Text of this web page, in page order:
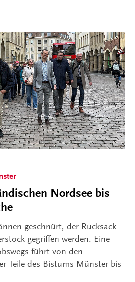
Nordsee bis
geschnürt, der Rucksack
gegriffen werden. Eine
führt von den
Teile des Bistums Münster bis